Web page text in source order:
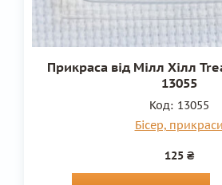
Прикраса від Мілл Хілл
13055
Код: 13055
Бісер, прикраси
125 ₴